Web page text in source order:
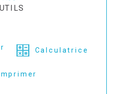
Calculatrice
Imprimer